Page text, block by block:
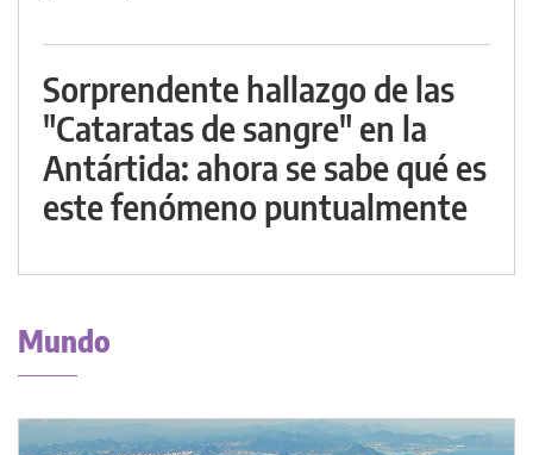
Sorprendente hallazgo de las
"Cataratas de sangre" en la
Antártida: ahora se sabe qué es
este fenómeno puntualmente
Mundo